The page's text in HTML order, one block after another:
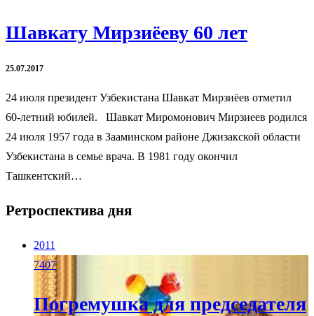
Шавкату Мирзиёеву 60 лет
25.07.2017
24 июля президент Узбекистана Шавкат Мирзиёев отметил
60-летний юбилей. Шавкат Миромонович Мирзиеев родился
24 июля 1957 года в Зааминском районе Джизакской области
Узбекистана в семье врача. В 1981 году окончил
Ташкентский…
Ретроспектива дня
2011
7407
Погремушка для председателя